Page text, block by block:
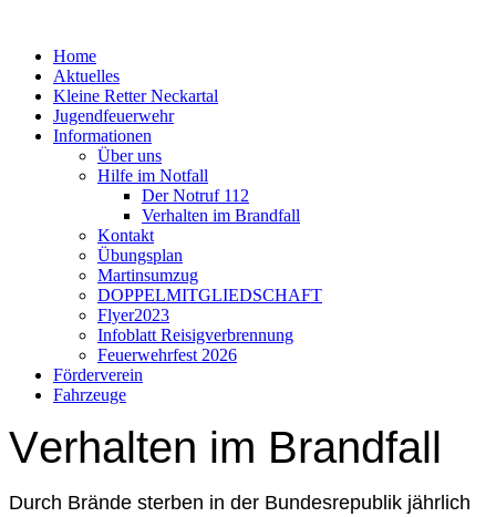
Home
Aktuelles
Kleine Retter Neckartal
Jugendfeuerwehr
Informationen
Über uns
Hilfe im Notfall
Der Notruf 112
Verhalten im Brandfall
Kontakt
Übungsplan
Martinsumzug
DOPPELMITGLIEDSCHAFT
Flyer2023
Infoblatt Reisigverbrennung
Feuerwehrfest 2026
Förderverein
Fahrzeuge
Verhalten im Brandfall
Durch Brände sterben in der Bundesrepublik jährlich